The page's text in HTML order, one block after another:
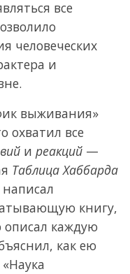
все
человеческих
и
выживания»
охватил все
и реакций —
Таблица Хаббарда
книгу,
описал каждую
как ею
«Наука